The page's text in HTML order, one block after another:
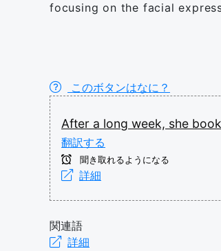
focusing on the facial
このボタンはなに？
After a long week, she
翻訳する
聞き取れるようになる
詳細
関連語
詳細